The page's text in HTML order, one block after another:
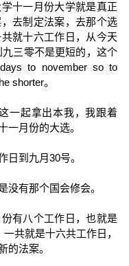
十一月份大学就是真正
去制定法案，去那个选
就十六工作日，从今天
三零不是更短的，这个
to november so to
shorter。
一起拿出本我，我跟着
一月份的大选。
日到九月30号。
没有那个国会修会。
有八个工作日，也就是
共就是十六共工作日，
的法案。